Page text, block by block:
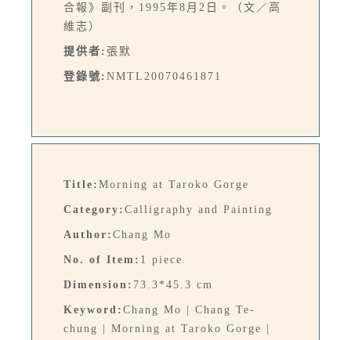
合報》副刊，1995年8月2日。（文／高
維志）
提供者: 張默
登錄號: NMTL20070461871
Title: Morning at Taroko Gorge
Category: Calligraphy and Painting
Author: Chang Mo
No. of Item: 1 piece
Dimension: 73.3*45.3 cm
Keyword: Chang Mo | Chang Te-
chung | Morning at Taroko Gorge |